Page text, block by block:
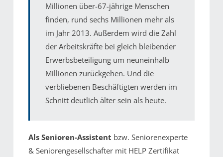
Millionen über-67-jährige Menschen
finden, rund sechs Millionen mehr als
im Jahr 2013. Außerdem wird die Zahl
der Arbeitskräfte bei gleich bleibender
Erwerbsbeteiligung um neuneinhalb
Millionen zurückgehen. Und die
verbliebenen Beschäftigten werden im
Schnitt deutlich älter sein als heute.
Als Senioren-Assistent bzw. Seniorenexperte
& Seniorengesellschafter mit HELP Zertifikat